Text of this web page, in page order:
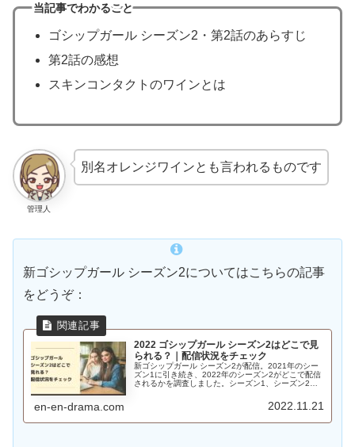
当記事でわかること
ゴシップガール シーズン2・第2話のあらすじ
第2話の感想
スキンコンタクトのワインとは
管理人
別名オレンジワインとも言われるものです
新ゴシップガール シーズン2についてはこちらの記事
をどうぞ：
2022 ゴシップガール シーズン2はどこで見
られる？｜配信状況をチェック
新ゴシップガール シーズン2が配信。2021年のシー
ズン1に引き続き、2022年のシーズン2がどこで配信
されるかを調査しました。シーズン1、シーズン2と
en-en-drama.com 2022.11.21